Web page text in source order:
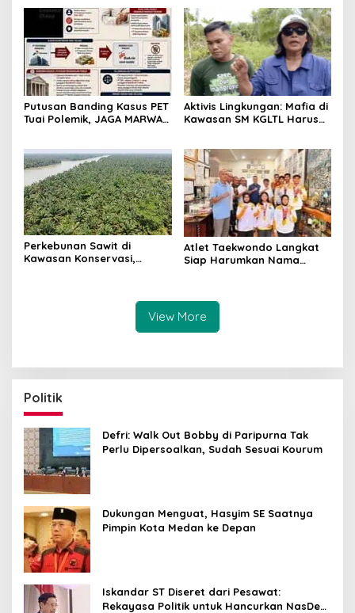
Dasco Ahmad
Putusan Banding Kasus PET
Tuai Polemik, JAGA MARWAH
Aktivis Lingkungan: Mafia di
Kawasan SM KGLTL Harus
Perkebunan Sawit di
Kawasan Konservasi,
Atlet Taekwondo Langkat
Siap Harumkan Nama
View More
Politik
Defri: Walk Out Bobby di Paripurna Tak
Perlu Dipersoalkan, Sudah Sesuai Kourum
Dukungan Menguat, Hasyim SE Saatnya
Pimpin Kota Medan ke Depan
Iskandar ST Diseret dari Pesawat:
Rekayasa Politik untuk Hancurkan NasDem